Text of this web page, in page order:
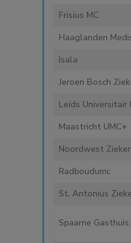
Frisius MC
Haaglanden
Isala
Jeroen Bosch
Leids Universitair
Maastricht UMC+
Noordwest
Radboudumc
St. Antonius
Spaarne Gasthuis